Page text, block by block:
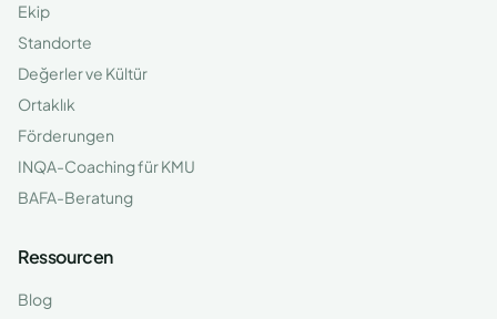
Ekip
Standorte
Değerler ve Kültür
Ortaklık
Förderungen
INQA-Coaching für KMU
BAFA-Beratung
Ressourcen
Blog